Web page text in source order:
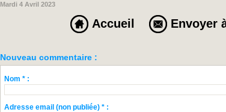
Mardi 4 Avril 2023
Accueil Envoyer
Nouveau commentaire :
Nom * :
Adresse email (non publiée) * :